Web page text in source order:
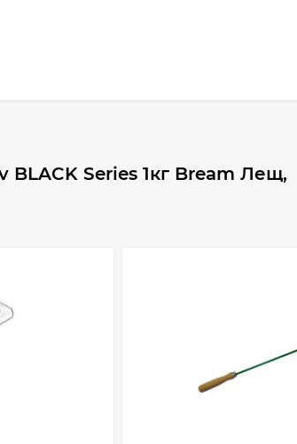
Series 1кг Bream Лещ,